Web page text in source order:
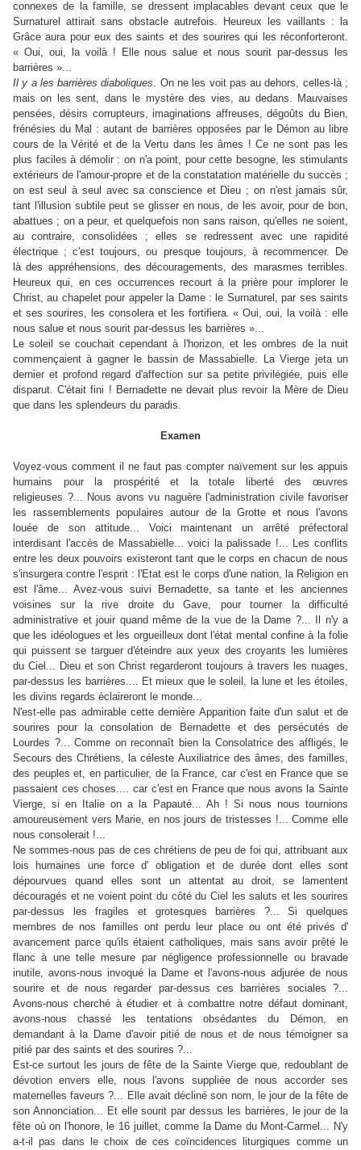
connexes de la famille, se dressent implacables devant ceux que le
Surnaturel attirait sans obstacle autrefois. Heureux les vaillants : la
Grâce aura pour eux des saints et des sourires qui les réconforteront.
« Oui, oui, la voilà ! Elle nous salue et nous sourit par-dessus les
barrières »...
Il y a les barrières diaboliques. On ne les voit pas au dehors, celles-là ;
mais on les sent, dans le mystère des vies, au dedans. Mauvaises
pensées, désirs corrupteurs, imaginations affreuses, dégoûts du Bien,
frénésies du Mal : autant de barrières opposées par le Démon au libre
cours de la Vérité et de la Vertu dans les âmes ! Ce ne sont pas les
plus faciles à démolir : on n'a point, pour cette besogne, les stimulants
extérieurs de l'amour-propre et de la constatation matérielle du succès ;
on est seul à seul avec sa conscience et Dieu ; on n'est jamais sûr,
tant l'illusion subtile peut se glisser en nous, de les avoir, pour de bon,
abattues ; on a peur, et quelquefois non sans raison, qu'elles ne soient,
au contraire, consolidées ; elles se redressent avec une rapidité
électrique ; c'est toujours, ou presque toujours, à recommencer. De
là des appréhensions, des découragements, des marasmes terribles.
Heureux qui, en ces occurrences recourt à la prière pour implorer le
Christ, au chapelet pour appeler la Dame : le Surnaturel, par ses saints
et ses sourires, les consolera et les fortifiera. « Oui, oui, la voilà : elle
nous salue et nous sourit par-dessus les barrières »...
Le soleil se couchait cependant à l'horizon, et les ombres de la nuit
commençaient à gagner le bassin de Massabielle. La Vierge jeta un
dernier et profond regard d'affection sur sa petite privilégiée, puis elle
disparut. C'était fini ! Bernadette ne devait plus revoir la Mère de Dieu
que dans les splendeurs du paradis.
Examen
Voyez-vous comment il ne faut pas compter naïvement sur les appuis
humains pour la prospérité et la totale liberté des œuvres
religieuses ?... Nous avons vu naguère l'administration civile favoriser
les rassemblements populaires autour de la Grotte et nous l'avons
louée de son attitude... Voici maintenant un arrêté préfectoral
interdisant l'accès de Massabielle... voici la palissade !... Les conflits
entre les deux pouvoirs existeront tant que le corps en chacun de nous
s'insurgera contre l'esprit : l'Etat est le corps d'une nation, la Religion en
est l'âme... Avez-vous suivi Bernadette, sa tante et les anciennes
voisines sur la rive droite du Gave, pour tourner la difficulté
administrative et jouir quand même de la vue de la Dame ?... Il n'y a
que les idéologues et les orgueilleux dont l'état mental confine à la folie
qui puissent se targuer d'éteindre aux yeux des croyants les lumières
du Ciel... Dieu et son Christ regarderont toujours à travers les nuages,
par-dessus les barrières.... Et mieux que le soleil, la lune et les étoiles,
les divins regards éclaireront le monde...
N'est-elle pas admirable cette dernière Apparition faite d'un salut et de
sourires pour la consolation de Bernadette et des persécutés de
Lourdes ?... Comme on reconnaît bien la Consolatrice des affligés, le
Secours des Chrétiens, la céleste Auxiliatrice des âmes, des familles,
des peuples et, en particulier, de la France, car c'est en France que se
passaient ces choses.... car c'est en France que nous avons la Sainte
Vierge, si en Italie on a la Papauté... Ah ! Si nous nous tournions
amoureusement vers Marie, en nos jours de tristesses !... Comme elle
nous consolerait !...
Ne sommes-nous pas de ces chrétiens de peu de foi qui, attribuant aux
lois humaines une force d' obligation et de durée dont elles sont
dépourvues quand elles sont un attentat au droit, se lamentent
découragés et ne voient point du côté du Ciel les saluts et les sourires
par-dessus les fragiles et grotesques barrières ?... Si quelques
membres de nos familles ont perdu leur place ou ont été privés d'
avancement parce qu'ils étaient catholiques, mais sans avoir prêté le
flanc à une telle mesure par négligence professionnelle ou bravade
inutile, avons-nous invoqué la Dame et l'avons-nous adjurée de nous
sourire et de nous regarder par-dessus ces barrières sociales ?...
Avons-nous cherché à étudier et à combattre notre défaut dominant,
avons-nous chassé les tentations obsédantes du Démon, en
demandant à la Dame d'avoir pitié de nous et de nous témoigner sa
pitié par des saints et des sourires ?...
Est-ce surtout les jours de fête de la Sainte Vierge que, redoublant de
dévotion envers elle, nous l'avons suppliée de nous accorder ses
maternelles faveurs ?... Elle avait décliné son nom, le jour de la fête de
son Annonciation... Et elle sourit par dessus les barrières, le jour de la
fête où on l'honore, le 16 juillet, comme la Dame du Mont-Carmel... N'y
a-t-il pas dans le choix de ces coïncidences liturgiques comme un